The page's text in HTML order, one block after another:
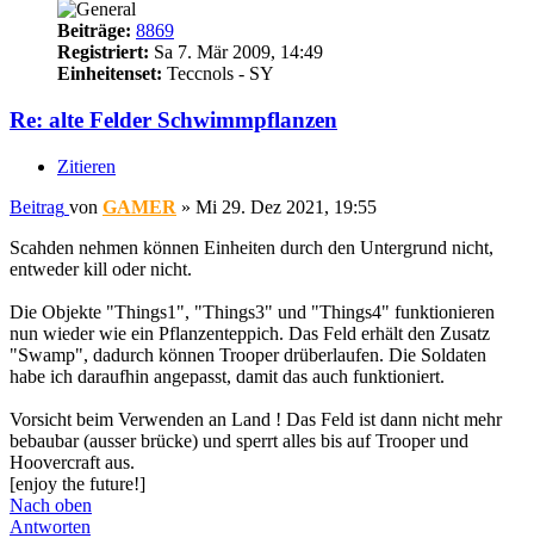
Beiträge: 8869
Registriert: Sa 7. Mär 2009, 14:49
Einheitenset: Teccnols - SY
Re: alte Felder Schwimmpflanzen
Zitieren
Beitrag von GAMER » Mi 29. Dez 2021, 19:55
Scahden nehmen können Einheiten durch den Untergrund nicht,
entweder kill oder nicht.
Die Objekte "Things1", "Things3" und "Things4" funktionieren
nun wieder wie ein Pflanzenteppich. Das Feld erhält den Zusatz
"Swamp", dadurch können Trooper drüberlaufen. Die Soldaten
habe ich daraufhin angepasst, damit das auch funktioniert.
Vorsicht beim Verwenden an Land ! Das Feld ist dann nicht mehr
bebaubar (ausser brücke) und sperrt alles bis auf Trooper und
Hoovercraft aus.
[enjoy the future!]
Nach oben
Antworten